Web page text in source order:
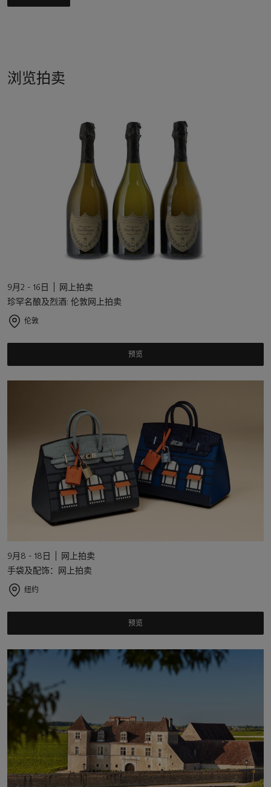
浏览拍卖
9月2 - 16日
网上拍卖
珍罕名酿及烈酒: 伦敦网上拍卖
伦敦
预览
9月8 - 18日
网上拍卖
手袋及配饰：网上拍卖
纽约
预览